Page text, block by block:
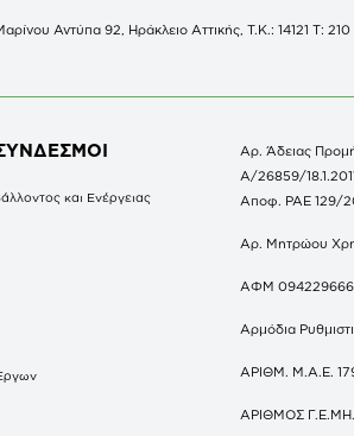
Αντύπα 92, Ηράκλειο Αττικής, Τ.Κ.: 14121 Τ:
και Ενέργειας
Αρ. Άδειας
Α/26859/
Αποφ. ΡΑΕ 129/
Αρ. Μητρώου
ΑΦΜ
Αρμόδια
ΑΡΙΘΜ. Μ.Α.Ε.
ΑΡΙΘΜΟΣ